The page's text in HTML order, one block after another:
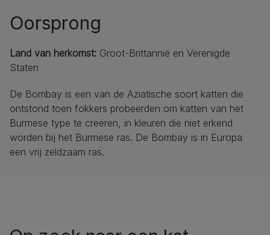
Oorsprong
Land van herkomst: Groot-Brittannië en Verenigde
Staten
De Bombay is een van de Aziatische soort katten die
ontstond toen fokkers probeerden om katten van het
Burmese type te creëren, in kleuren die niet erkend
worden bij het Burmese ras. De Bombay is in Europa
een vrij zeldzaam ras.